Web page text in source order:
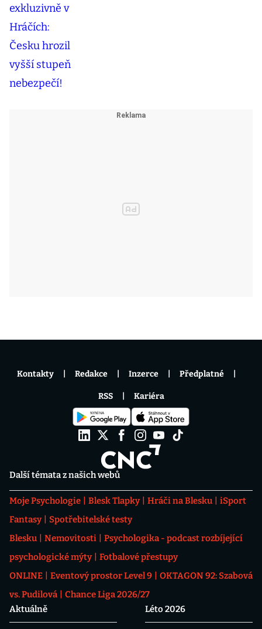
Další témata z našich webů
Moje Psychologie Blesk Tlapky Hráči na Blesku
iSport
Fantasy
Spotřebitelské testy
Blesku
Nemovitosti
Psychologika - podcast rozbíjející
psychologické mýty
Fotbalové přestupy
ONLINE
Eventový prostor Level 9
OKTAGON 92: Szabová
vs. Pudilová
Chance Liga 2026/27
Aktuálně
Léto 2026
Kontakty Redakce Inzerce Předplatné
RSS Kariéra